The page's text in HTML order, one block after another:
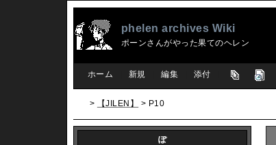
phelen archives Wiki
ポーンさんがやった果てのヘレン
ホーム 新規 編集 添付
> 【JILEN】 > P10
ぽ